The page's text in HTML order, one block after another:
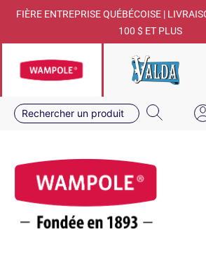
FIÈRE ENTREPRISE QUÉBÉCOISE |
100 $ ET PLUS